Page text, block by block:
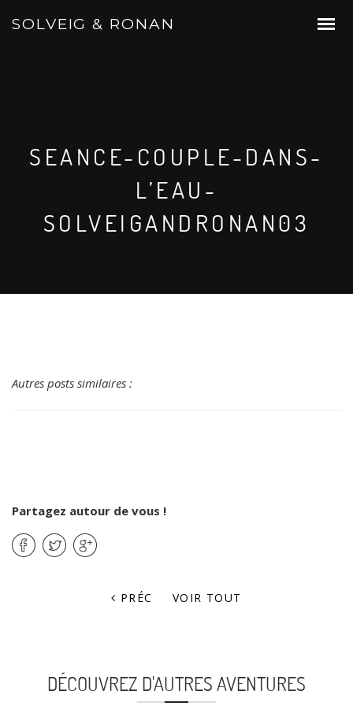
SOLVEIG & RONAN
SEANCE-COUPLE-DANS-
L’EAU-
SOLVEIGANDRONAN03
Autres posts similaires :
Partagez autour de vous !
PRÉC VOIR TOUT
DÉCOUVREZ D'AUTRES AVENTURES